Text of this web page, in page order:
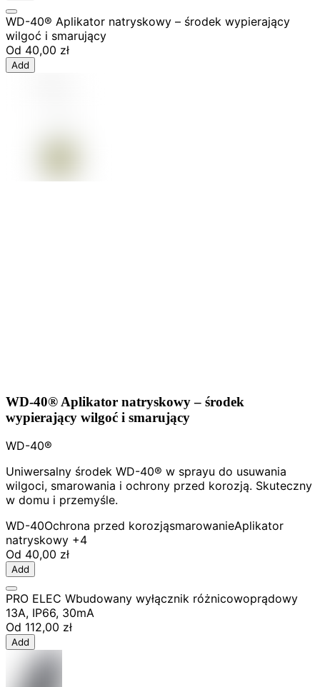
WD-40® Aplikator natryskowy – środek wypierający
wilgoć i smarujący
Od 40,00 zł
Add
WD-40® Aplikator natryskowy – środek
wypierający wilgoć i smarujący
WD-40®
Uniwersalny środek WD-40® w sprayu do usuwania
wilgoci, smarowania i ochrony przed korozją. Skuteczny
w domu i przemyśle.
WD-40Ochrona przed korozjąsmarowanieAplikator
natryskowy +4
Od 40,00 zł
Add
PRO ELEC Wbudowany wyłącznik różnicowoprądowy
13A, IP66, 30mA
Od 112,00 zł
Add